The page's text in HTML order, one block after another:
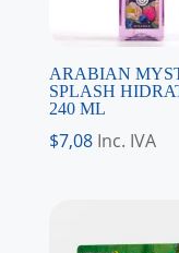
ARABIAN
SPLASH
240 ML
$7,08 Inc. IVA